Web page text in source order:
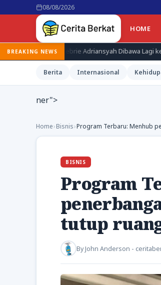
08/08/2026
HOME
BREAKING NEWS
Adriansyah Dibawa Lagi ke Rutan KPK
Berita Internasional
ner">
Home›Bisnis›Program Terbaru: Menhub
BISNIS
Program
tutup
ByJohn Anderson -